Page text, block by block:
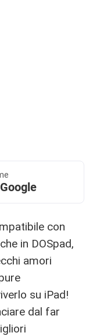
con
in DOSpad,
amori
su iPad!
dal far